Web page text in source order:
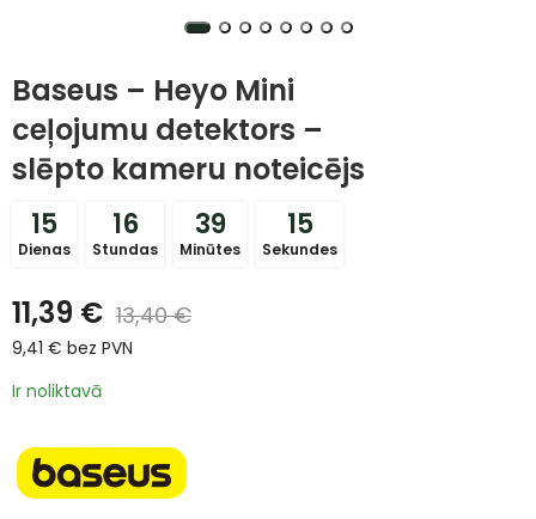
Baseus – Heyo Mini
ceļojumu detektors –
slēpto kameru noteicējs
15
Dienas
16
Stundas
39
Minūtes
14
Sekundes
11,39 € 13,40€
9,41 € bez PVN
Ir noliktavā